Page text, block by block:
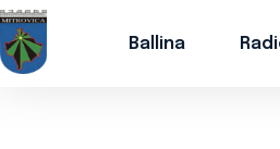
Ballina